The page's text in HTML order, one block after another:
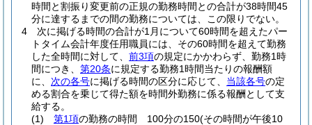
時間と割振り変更前の正規の勤務時間との合計が38時間45
分に達するまでの間の勤務については、この限りでない。
4
次に掲げる時間の合計が1月について60時間を超えたパー
トタイム会計年度任用職員には、その60時間を超えて勤務
した全時間に対して、 前3項の規定にかかわらず、勤務1時
間につき、 第20条に規定する勤務1時間当たりの報酬額
に、 次の各号に掲げる時間の区分に応じて、 当該各号の定
める割合を乗じて得た額を時間外勤務に係る報酬として支
給する。
(1)
第1項の勤務の時間 100分の150(その時間が午後10